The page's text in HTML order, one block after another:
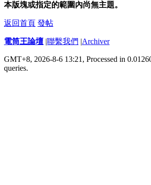
本版塊或指定的範圍內尚無主題。
返回首頁 發帖
電筒王論壇 |聯繫我們 |Archiver
GMT+8, 2026-8-6 13:21, Processed in
queries.